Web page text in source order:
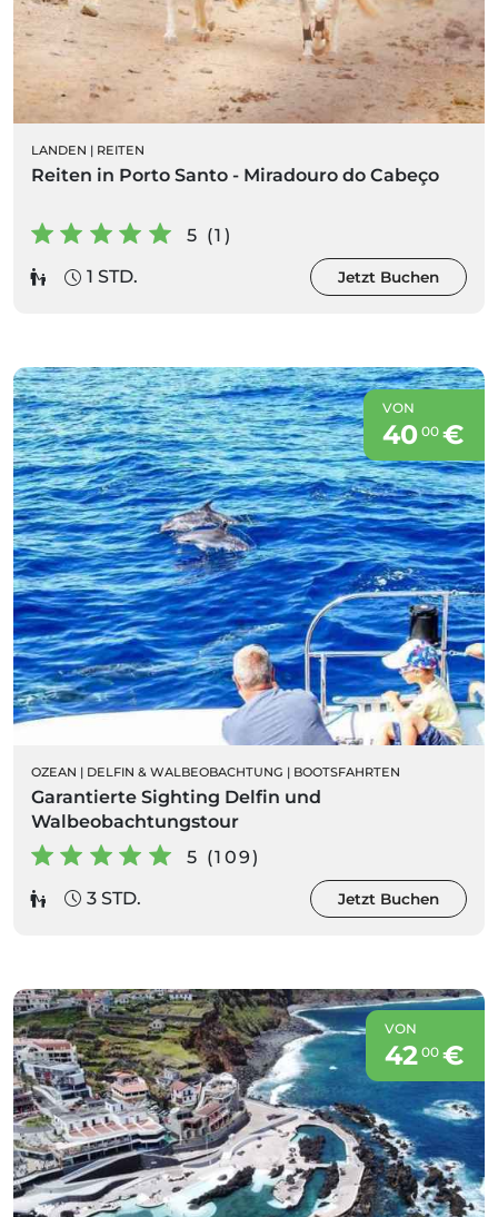
LANDEN | REITEN
Reiten in Porto Santo - Miradouro do Cabeço
5 (1)
1 STD.
Jetzt Buchen
VON
40 00€
OZEAN | DELFIN & WALBEOBACHTUNG | BOOTSFAHRTEN
Garantierte Sighting Delfin und
Walbeobachtungstour
5 (109)
3 STD.
Jetzt Buchen
VON
42 00€